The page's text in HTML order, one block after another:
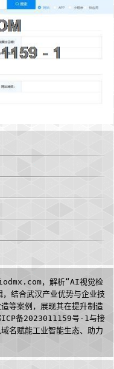
，解析“AI视觉检
结合武汉产业优势与企业技
等案例，展现其在提升制造
ICP备2023011159号-1与接
名赋能工业智能生态、助力